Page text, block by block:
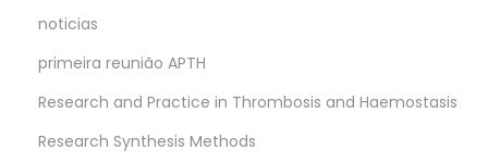
noticias
primeira reunião APTH
Research and Practice in Thrombosis and Haemostasis
Research Synthesis Methods